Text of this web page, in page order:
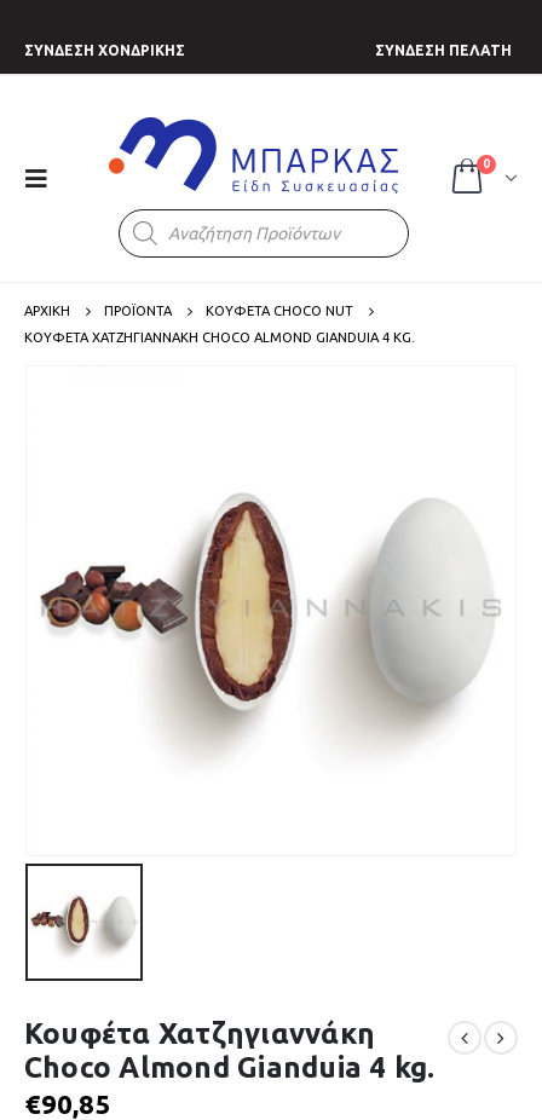
ΣΥΝΔΕΣΗ ΧΟΝΔΡΙΚΗΣ ΣΥΝΔΕΣΗ ΠΕΛΑΤΗ
Products
search
0
ΑΡΧΙΚΗ ΠΡΟΪΟΝΤΑ
ΚΟΥΦΕΤΑ CHOCO NUT
ΚΟΥΦΈΤΑ ΧΑΤΖΗΓΙΑΝΝΆΚΗ CHOCO ALMOND GIANDUIA 4 KG.
Κουφέτα Χατζηγιαννάκη
Choco Almond Gianduia 4 kg.
€90,85